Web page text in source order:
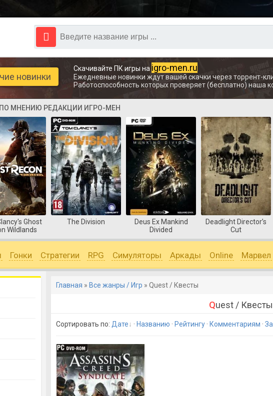
новинки
Скачивайте ПК игры на igro-men.ru
Ежедневные новинки ждут вашей скачки через торрент-
Работоспособность которых проверяет (бесплатно) наша
МНЕНИЮ РЕДАКЦИИ ИГРО-МЕН
Ghost
Wildlands
The Division
Deus Ex Mankind
Divided
Deadlight Director’s
Cut
Гонки Стратегии RPG Симуляторы Аркады Online Марвел
Главная » Все жанры / Игр » Quest / Квесты
Quest / Квесты
Сортировать по: Дате · Названию · Рейтингу · Комментариям ·